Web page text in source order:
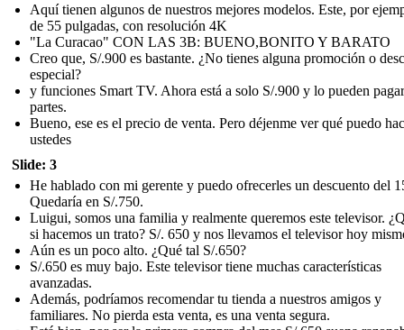
Aquí tienen algunos de nuestros mejores modelos. Este, por
de 55 pulgadas, con resolución 4K
"La Curacao" CON LAS 3B: BUENO,BONITO Y BARATO
Creo que, S/.900 es bastante. ¿No tienes alguna promoción o
especial?
y funciones Smart TV. Ahora está a solo S/.900 y lo pueden
partes.
Bueno, ese es el precio de venta. Pero déjenme ver qué puedo
ustedes
Slide: 3
He hablado con mi gerente y puedo ofrecerles un descuento del
Quedaría en S/.750.
Luigui, somos una familia y realmente queremos este televisor.
si hacemos un trato? S/. 650 y nos llevamos el televisor hoy
Aún es un poco alto. ¿Qué tal S/.650?
S/.650 es muy bajo. Este televisor tiene muchas características
avanzadas.
Además, podríamos recomendar tu tienda a nuestros amigos y
familiares. No pierda esta venta, es una venta segura.